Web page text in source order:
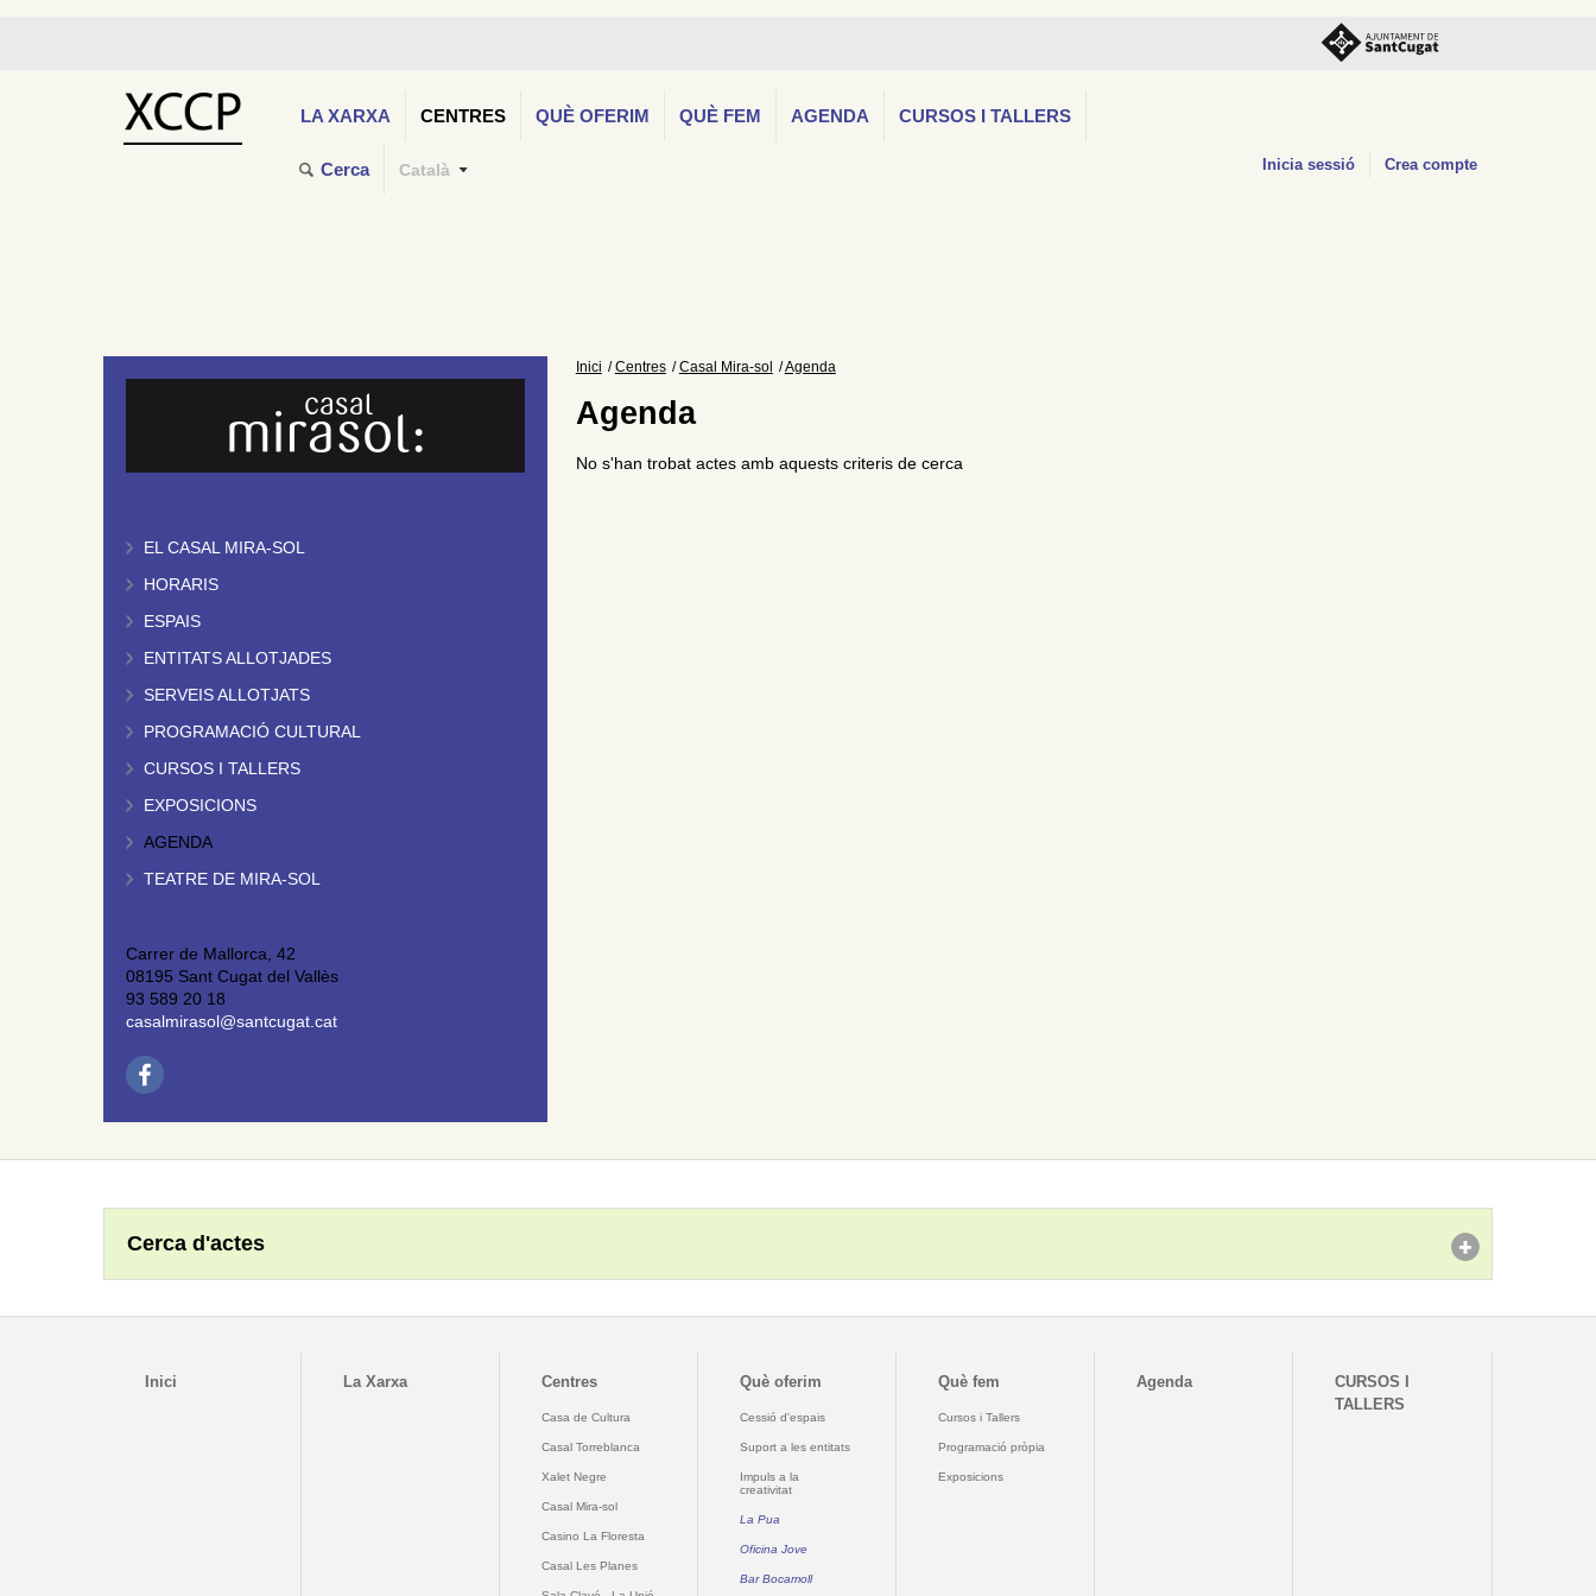
LA XARXA CENTRES QUÈ OFERIM QUÈ FEM AGENDA CURSOS I TALLERS
Cerca Català Inicia sessió Crea compte
EL CASAL MIRA-SOL
HORARIS
ESPAIS
ENTITATS ALLOTJADES
SERVEIS ALLOTJATS
PROGRAMACIÓ CULTURAL
CURSOS I TALLERS
EXPOSICIONS
AGENDA
TEATRE DE MIRA-SOL
Carrer de Mallorca, 42
08195 Sant Cugat del Vallès
93 589 20 18
casalmirasol@santcugat.cat
Inici Centres Casal Mira-sol Agenda
Agenda
No s'han trobat actes amb aquests criteris de cerca
Cerca d'actes
Inici La Xarxa Centres
Casa de Cultura
Casal Torreblanca
Xalet Negre
Casal Mira-sol
Casino La Floresta
Casal Les Planes
Què oferim
Cessió d'espais
Suport a les entitats
Impuls a la
creativitat
La Pua
Oficina Jove
Bar Bocamoll
Què fem
Cursos i Tallers
Programació pròpia
Exposicions
Agenda
CURSOS I
TALLERS